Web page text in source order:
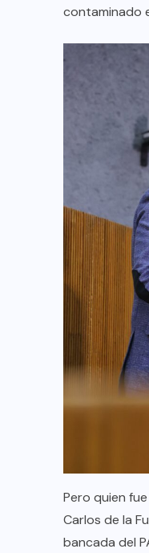
contaminado
Pero quien
Carlos de la
bancada del